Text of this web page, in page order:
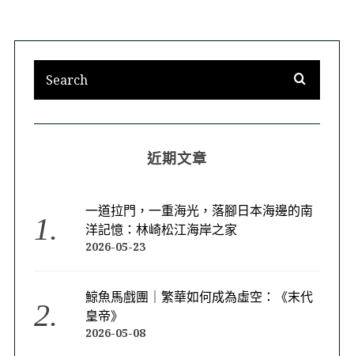
近期文章
一道拉門，一重海光，落腳日本海邊的南
洋記憶：林崎松江海岸之家
2026-05-23
鯨魚馬戲團｜繁華如何成為虛空：《末代
皇帝》
2026-05-08